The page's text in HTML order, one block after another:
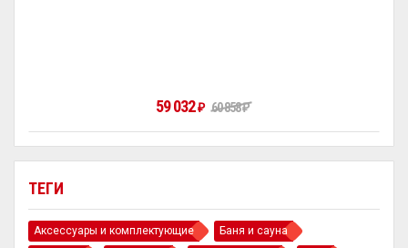
ТЕГИ
Аксессуары и комплектующие
Баня и сауна
59 032₽ 60 858₽